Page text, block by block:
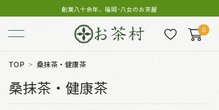
創業八十余年、福岡･八女のお茶屋
0
TOP 桑抹茶・健康茶
桑抹茶・健康茶